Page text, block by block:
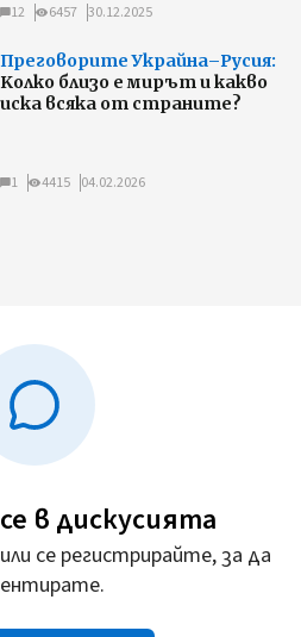
12 6457 30.12.2025
Преговорите Украйна–Русия:
Kолко близо е мирът и какво
иска всяка от страните?
1 4415 04.02.2026
в дискусията
се регистрирайте, за да